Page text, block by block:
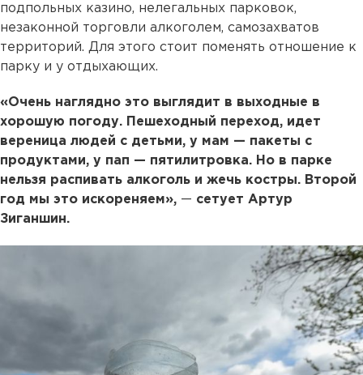
подпольных казино, нелегальных парковок,
незаконной торговли алкоголем, самозахватов
территорий. Для этого стоит поменять отношение к
парку и у отдыхающих.
«Очень наглядно это выглядит в выходные в
хорошую погоду. Пешеходный переход, идет
вереница людей с детьми, у мам — пакеты с
продуктами, у пап — пятилитровка. Но в парке
нельзя распивать алкоголь и жечь костры. Второй
год мы это искореняем», — сетует Артур
Зиганшин.